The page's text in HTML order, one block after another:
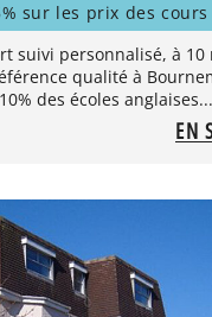
sur les prix des cours
suivi personnalisé, à
qualité à
des écoles anglaises...
EN